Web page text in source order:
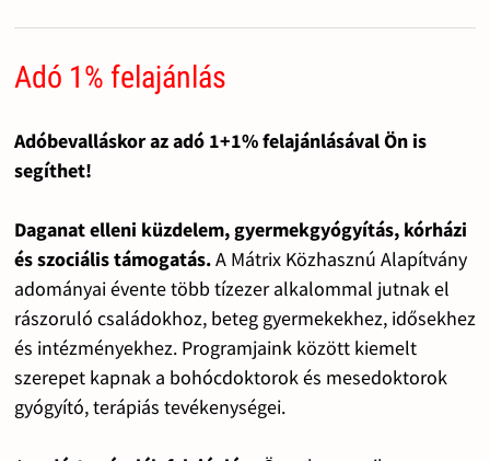
Adó 1% felajánlás
Adóbevalláskor az adó 1+1% felajánlásával Ön is
segíthet!
Daganat elleni küzdelem, gyermekgyógyítás, kórházi
és szociális támogatás.A Mátrix Közhasznú Alapítvány
adományai évente több tízezer alkalommal jutnak el
rászoruló családokhoz, beteg gyermekekhez, idősekhez
és intézményekhez. Programjaink között kiemelt
szerepet kapnak a bohócdoktorok és mesedoktorok
gyógyító, terápiás tevékenységei.